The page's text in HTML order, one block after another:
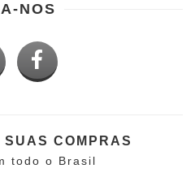
NOS
SUAS COMPRAS
todo o Brasil